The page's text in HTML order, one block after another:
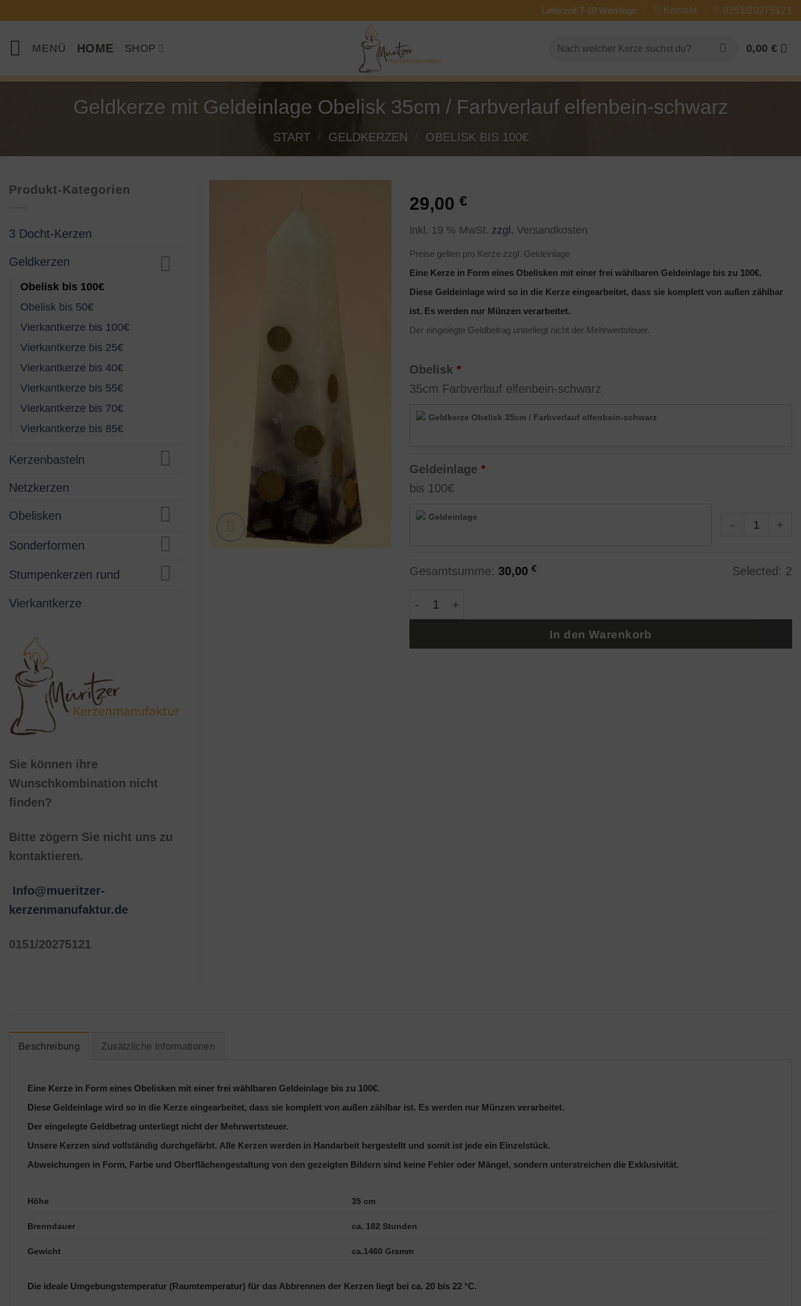
springen
Lieferzeit 7-10 Werktage Kontakt 0151/20275121
MENÜ HOME SHOP 0,00 €
Geldkerze mit Geldeinlage Obelisk 35cm / Farbverlauf elfenbein-schwarz
START GELDKERZEN OBELISK BIS 100€
29,00 €
inkl. 19 % MwSt. zzgl. Versandkosten
Preise gelten pro Kerze zzgl. Geldeinlage
Eine Kerze in Form eines Obelisken mit einer frei wählbaren Geldeinlage bis zu 100€.
Diese Geldeinlage wird so in die Kerze eingearbeitet, dass sie komplett von außen zählbar
ist. Es werden nur Münzen verarbeitet.
Der eingelegte Geldbetrag unterliegt nicht der Mehrwertsteuer.
Obelisk
35cm Farbverlauf elfenbein-schwarz
Geldkerze Obelisk 35cm / Farbverlauf elfenbein-schwarz
Geldeinlage
bis 100€
Geldeinlage
- +
Gesamtsumme: 30,00 € Selected: 2
Geldkerze mit Geldeinlage Obelisk 35cm / Farbverlauf elfenbein-schwarz
In den Warenkorb
Produkt-Kategorien
3 Docht-Kerzen
Geldkerzen
Obelisk bis 100€
Obelisk bis 50€
Vierkantkerze bis 100€
Vierkantkerze bis 25€
Vierkantkerze bis 40€
Vierkantkerze bis 55€
Vierkantkerze bis 70€
Vierkantkerze bis 85€
Kerzenbasteln
Netzkerzen
Obelisken
Sonderformen
Stumpenkerzen rund
Vierkantkerze
Sie können ihre
Wunschkombination nicht
finden?
Bitte zögern Sie nicht uns zu
kontaktieren.
Info@mueritzer-
kerzenmanufaktur.de
0151/20275121
Beschreibung Zusätzliche Informationen
Eine Kerze in Form eines Obelisken mit einer frei wählbaren Geldeinlage bis zu 100€.
Diese Geldeinlage wird so in die Kerze eingearbeitet, dass sie komplett von außen zählbar ist. Es werden nur Münzen verarbeitet.
Der eingelegte Geldbetrag unterliegt nicht der Mehrwertsteuer.
Unsere Kerzen sind vollständig durchgefärbt. Alle Kerzen werden in Handarbeit hergestellt und somit ist jede ein Einzelstück.
Abweichungen in Form, Farbe und Oberflächengestaltung von den gezeigten Bildern sind keine Fehler oder Mängel, sondern unterstreichen die Exklusivität.
Höhe 35 cm
Brenndauer ca. 182 Stunden
Gewicht ca.1460 Gramm
Die ideale Umgebungstemperatur (Raumtemperatur) für das Abbrennen der Kerzen liegt bei ca. 20 bis 22 °C.